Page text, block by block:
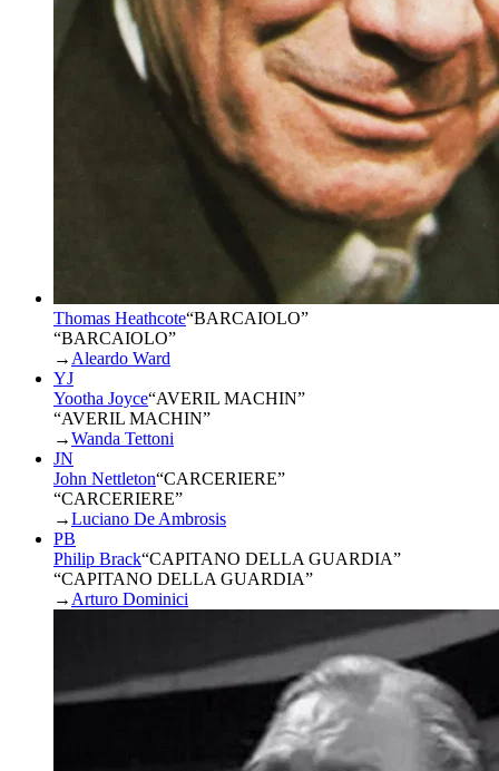
Thomas Heathcote“BARCAIOLO”
“BARCAIOLO”
→ Aleardo Ward
YJ
Yootha Joyce“AVERIL MACHIN”
“AVERIL MACHIN”
→Wanda Tettoni
JN
John Nettleton“CARCERIERE”
“CARCERIERE”
→Luciano De Ambrosis
PB
Philip Brack“CAPITANO DELLA GUARDIA”
“CAPITANO DELLA GUARDIA”
→ Arturo Dominici